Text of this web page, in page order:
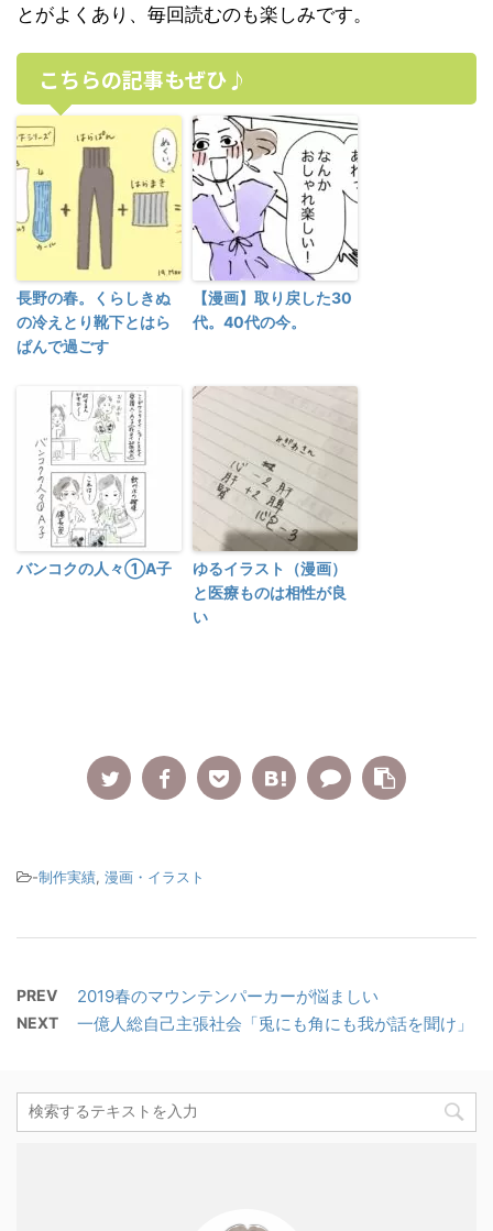
とがよくあり、毎回読むのも楽しみです。
こちらの記事もぜひ♪
長野の春。くらしきぬ
の冷えとり靴下とはら
ぱんで過ごす
【漫画】取り戻した30
代。40代の今。
バンコクの人々①A子
ゆるイラスト（漫画）
と医療ものは相性が良
い
-制作実績, 漫画・イラスト
PREV 2019春のマウンテンパーカーが悩ましい
NEXT 一億人総自己主張社会「兎にも角にも我が話を聞け」